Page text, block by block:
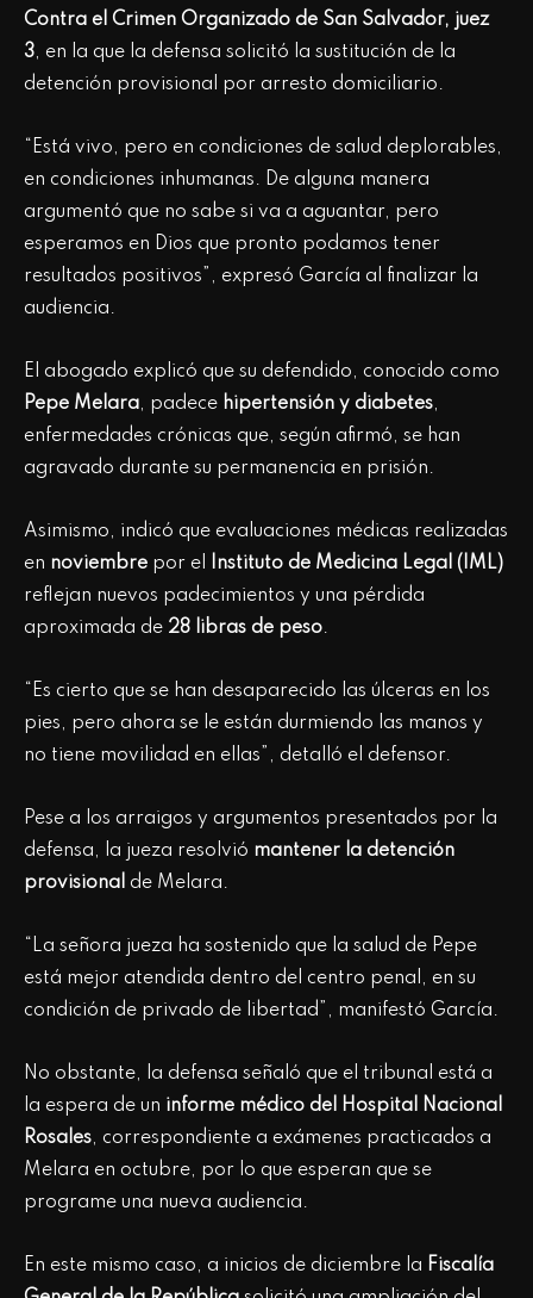
Contra el Crimen Organizado de San Salvador, juez
3, en la que la defensa solicitó la sustitución de la
detención provisional por arresto domiciliario.
“Está vivo, pero en condiciones de salud deplorables,
en condiciones inhumanas. De alguna manera
argumentó que no sabe si va a aguantar, pero
esperamos en Dios que pronto podamos tener
resultados positivos”, expresó García al finalizar la
audiencia.
El abogado explicó que su defendido, conocido como
Pepe Melara, padece hipertensión y diabetes,
enfermedades crónicas que, según afirmó, se han
agravado durante su permanencia en prisión.
Asimismo, indicó que evaluaciones médicas realizadas
en noviembre por el Instituto de Medicina Legal (IML)
reflejan nuevos padecimientos y una pérdida
aproximada de 28 libras de peso.
“Es cierto que se han desaparecido las úlceras en los
pies, pero ahora se le están durmiendo las manos y
no tiene movilidad en ellas”, detalló el defensor.
Pese a los arraigos y argumentos presentados por la
defensa, la jueza resolvió mantener la detención
provisional de Melara.
“La señora jueza ha sostenido que la salud de Pepe
está mejor atendida dentro del centro penal, en su
condición de privado de libertad”, manifestó García.
No obstante, la defensa señaló que el tribunal está a
la espera de un informe médico del Hospital Nacional
Rosales, correspondiente a exámenes practicados a
Melara en octubre, por lo que esperan que se
programe una nueva audiencia.
En este mismo caso, a inicios de diciembre la Fiscalía